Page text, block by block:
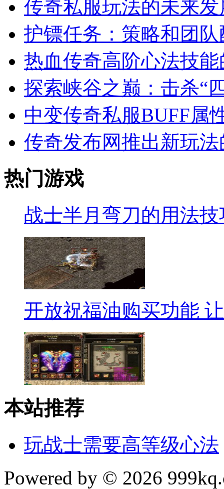
传奇私服玩法的未来
护镖任务：策略和团
热血传奇高阶心法技
探索峡谷之巅：击杀“
中变传奇私服BUFF属
传奇发布网推出新玩
热门游戏
战士半月弯刀的用法技
开放祝福油购买功能
本站推荐
玩战士需要高等级心法
Powered by © 2026